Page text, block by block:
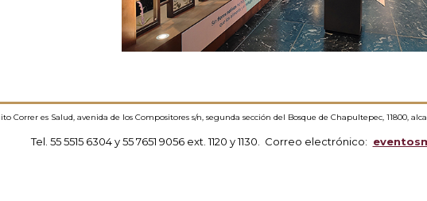
Correr es Salud, avenida de los Compositores s/n, segunda sección del Bosque de Chapultepec, 11800,
Tel. 55 5515 6304 y 55 7651 9056 ext. 1120 y 1130. Correo electrónico: